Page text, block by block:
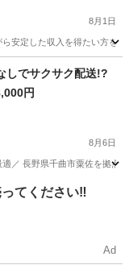
8月1日
安定した収入を得たい方を
しでサクサク配送!?
円
8月6日
／ 長野県千曲市粟佐を拠
ってください‼️
Ad